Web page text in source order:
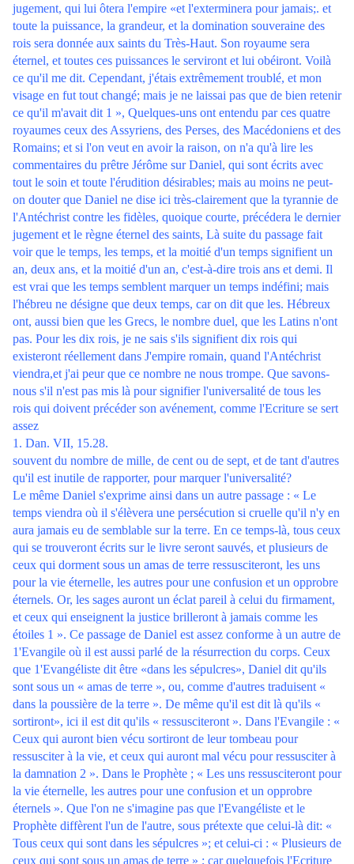
jugement, qui lui ôtera l'empire «et l'exterminera pour jamais;. et
toute la puissance, la grandeur, et la domination souveraine des
rois sera donnée aux saints du Très-Haut. Son royaume sera
éternel, et toutes ces puissances le serviront et lui obéiront. Voilà
ce qu'il me dit. Cependant, j'étais extrêmement troublé, et mon
visage en fut tout changé; mais je ne laissai pas que de bien retenir
ce qu'il m'avait dit 1 », Quelques-uns ont entendu par ces quatre
royaumes ceux des Assyriens, des Perses, des Macédoniens et des
Romains; et si l'on veut en avoir la raison, on n'a qu'à lire les
commentaires du prêtre Jérôme sur Daniel, qui sont écrits avec
tout le soin et toute l'érudition désirables; mais au moins ne peut-
on douter que Daniel ne dise ici très-clairement que la tyrannie de
l'Antéchrist contre les fidèles, quoique courte, précédera le dernier
jugement et le règne éternel des saints, Là suite du passage fait
voir que le temps, les temps, et la moitié d'un temps signifient un
an, deux ans, et la moitié d'un an, c'est-à-dire trois ans et demi. Il
est vrai que les temps semblent marquer un temps indéfini; mais
l'hébreu ne désigne que deux temps, car on dit que les. Hébreux
ont, aussi bien que les Grecs, le nombre duel, que les Latins n'ont
pas. Pour les dix rois, je ne sais s'ils signifient dix rois qui
existeront réellement dans J'empire romain, quand l'Antéchrist
viendra,et j'ai peur que ce nombre ne nous trompe. Que savons-
nous s'il n'est pas mis là pour signifier l'universalité de tous les
rois qui doivent précéder son avénement, comme l'Ecriture se sert
assez
1. Dan. VII, 15.28.
souvent du nombre de mille, de cent ou de sept, et de tant d'autres
qu'il est inutile de rapporter, pour marquer l'universalité?
Le même Daniel s'exprime ainsi dans un autre passage : « Le
temps viendra où il s'élèvera une persécution si cruelle qu'il n'y en
aura jamais eu de semblable sur la terre. En ce temps-là, tous ceux
qui se trouveront écrits sur le livre seront sauvés, et plusieurs de
ceux qui dorment sous un amas de terre ressusciteront, les uns
pour la vie éternelle, les autres pour une confusion et un opprobre
éternels. Or, les sages auront un éclat pareil à celui du firmament,
et ceux qui enseignent la justice brilleront à jamais comme les
étoiles 1 ». Ce passage de Daniel est assez conforme à un autre de
1'Evangile où il est aussi parlé de la résurrection du corps. Ceux
que 1'Evangéliste dit être «dans les sépulcres», Daniel dit qu'ils
sont sous un « amas de terre », ou, comme d'autres traduisent «
dans la poussière de la terre ». De même qu'il est dit là qu'ils «
sortiront», ici il est dit qu'ils « ressusciteront ». Dans l'Evangile : «
Ceux qui auront bien vécu sortiront de leur tombeau pour
ressusciter à la vie, et ceux qui auront mal vécu pour ressusciter à
la damnation 2 ». Dans le Prophète ; « Les uns ressusciteront pour
la vie éternelle, les autres pour une confusion et un opprobre
éternels ». Que l'on ne s'imagine pas que l'Evangéliste et le
Prophète diffèrent l'un de l'autre, sous prétexte que celui-là dit: «
Tous ceux qui sont dans les sépulcres »; et celui-ci : « Plusieurs de
ceux qui sont sous un amas de terre » ; car quelquefois l'Ecriture